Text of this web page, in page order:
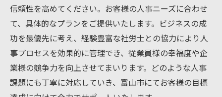
信頼性を高めてください。お客様の人事ニーズに合わせ
て、具体的なプランをご提供いたします。ビジネスの成
功を最優先に考え、経験豊富な社労士との協力により人
事プロセスを効果的に管理でき、従業員様の幸福度や企
業様の競争力を向上させてまいります。どのような人事
課題にも丁寧に対応していき、富山市にてお客様の目標